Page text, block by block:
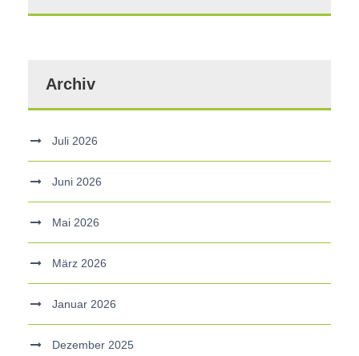
Archiv
Juli 2026
Juni 2026
Mai 2026
März 2026
Januar 2026
Dezember 2025